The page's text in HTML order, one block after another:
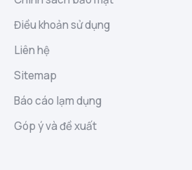
Điều khoản sử dụng
Liên hệ
Sitemap
Báo cáo lạm dụng
Góp ý và đề xuất